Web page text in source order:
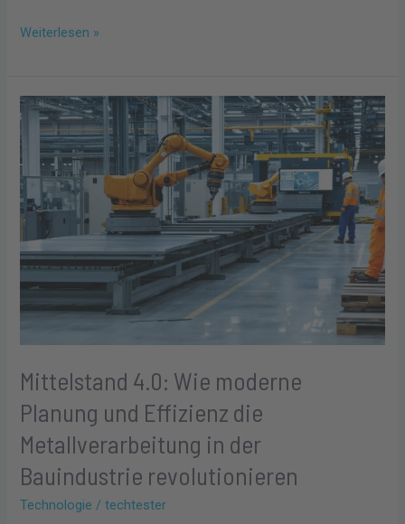
Weiterlesen »
Mittelstand 4.0: Wie moderne
Planung und Effizienz die
Metallverarbeitung in der
Bauindustrie revolutionieren
Technologie /techtester
Mittelstand
4.0:
Wie
moderne
Planung
und
Effizienz
Metallverarbeitung
Bauindustrie